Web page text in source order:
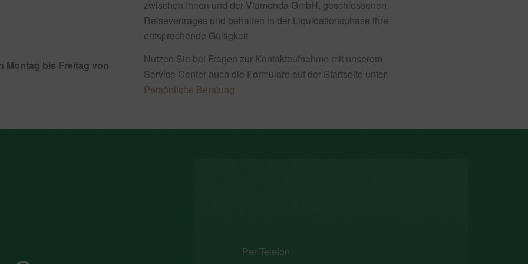
Montag bis Freitag von
zwischen Ihnen und der Viamonda GmbH, geschlossenen
Reisevertrages und behalten in der Liquidationsphase ihre
entsprechende Gültigkeit
Nutzen Sie bei Fragen zur Kontaktaufnahme mit unserem
Service Center auch die Formulare auf der Startseite unter
Persönliche Beratung
Per Telefon